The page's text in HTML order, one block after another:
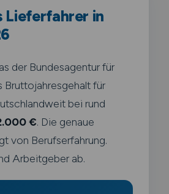
Lieferfahrer in
der Bundesagentur für
Bruttojahresgehalt für
bei rund
€. Die genaue
von Berufserfahrung.
Arbeitgeber ab.